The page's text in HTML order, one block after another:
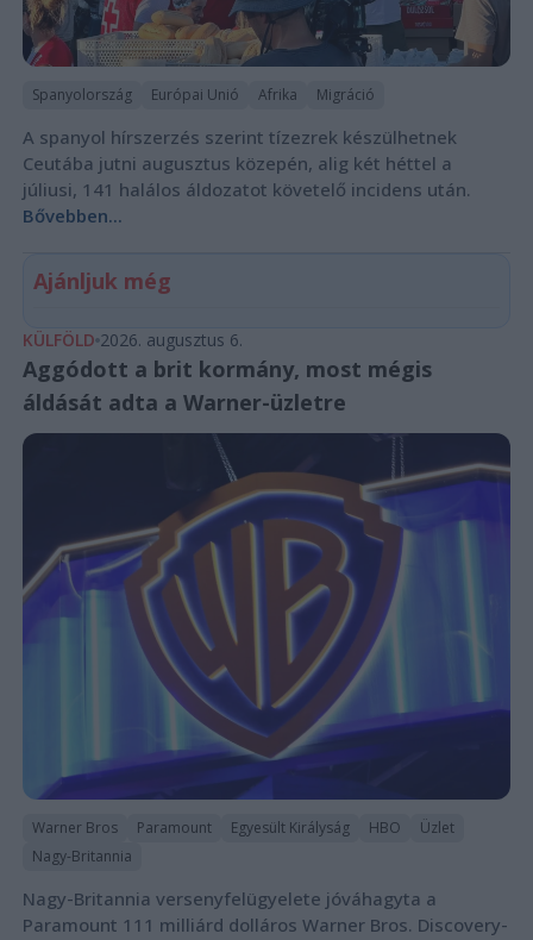
Spanyolország Európai Unió Afrika Migráció
A spanyol hírszerzés szerint tízezrek készülhetnek
Ceutába jutni augusztus közepén, alig két héttel a
júliusi, 141 halálos áldozatot követelő incidens után.
Bővebben...
Ajánljuk még
KÜLFÖLD 2026. augusztus 6.
Aggódott a brit kormány, most mégis
áldását adta a Warner-üzletre
Warner Bros Paramount Egyesült Királyság HBO
Üzlet
Nagy-Britannia
Nagy-Britannia versenyfelügyelete jóváhagyta a
Paramount 111 milliárd dolláros Warner Bros. Discovery-